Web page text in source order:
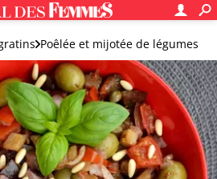
Poêlée et mijotée de légumes